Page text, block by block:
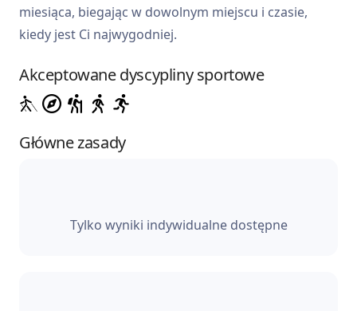
miesiąca, biegając w dowolnym miejscu i czasie,
kiedy jest Ci najwygodniej.
Akceptowane dyscypliny sportowe
Główne zasady
Tylko wyniki indywidualne dostępne